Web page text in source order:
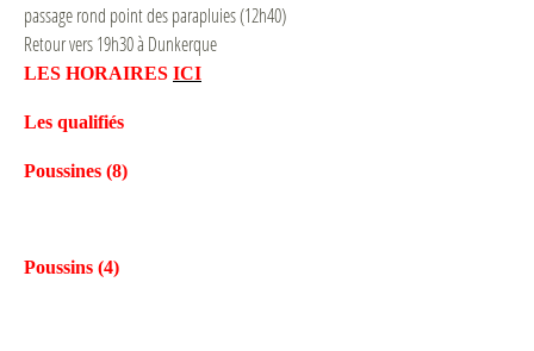
passage rond point des parapluies (12h40)
Retour vers 19h30 à Dunkerque
LES HORAIRES ICI
Les qualifiés
Poussines (8)
Poussins (4)